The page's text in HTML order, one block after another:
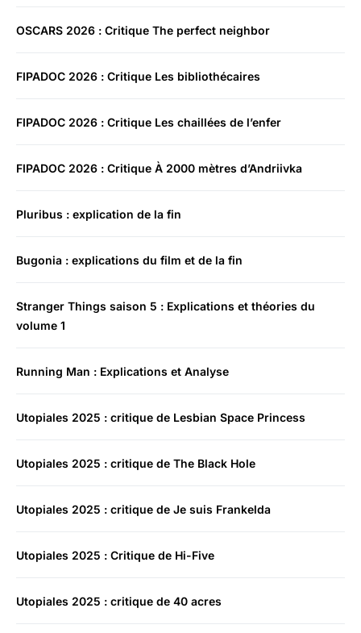
OSCARS 2026 : Critique The perfect neighbor
FIPADOC 2026 : Critique Les bibliothécaires
FIPADOC 2026 : Critique Les chaillées de l’enfer
FIPADOC 2026 : Critique À 2000 mètres d’Andriivka
Pluribus : explication de la fin
Bugonia : explications du film et de la fin
Stranger Things saison 5 : Explications et théories du
volume 1
Running Man : Explications et Analyse
Utopiales 2025 : critique de Lesbian Space Princess
Utopiales 2025 : critique de The Black Hole
Utopiales 2025 : critique de Je suis Frankelda
Utopiales 2025 : Critique de Hi-Five
Utopiales 2025 : critique de 40 acres